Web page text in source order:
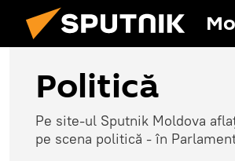
Politică
Pe site-ul Sputnik Moldova
pe scena politică - în